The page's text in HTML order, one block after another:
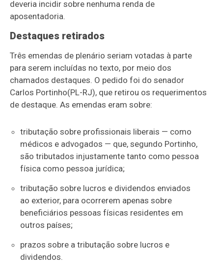
deveria incidir sobre nenhuma renda de
aposentadoria.
Destaques retirados
Três emendas de plenário seriam votadas à parte
para serem incluídas no texto, por meio dos
chamados destaques. O pedido foi do senador
Carlos Portinho(PL-RJ), que retirou os requerimentos
de destaque. As emendas eram sobre:
tributação sobre profissionais liberais — como
médicos e advogados — que, segundo Portinho,
são tributados injustamente tanto como pessoa
física como pessoa jurídica;
tributação sobre lucros e dividendos enviados
ao exterior, para ocorrerem apenas sobre
beneficiários pessoas físicas residentes em
outros países;
prazos sobre a tributação sobre lucros e
dividendos.